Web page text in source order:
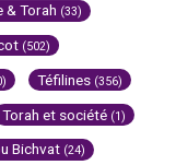
& Torah (33)
(502)
Téfilines (356)
Torah et société (1)
Bichvat (24)